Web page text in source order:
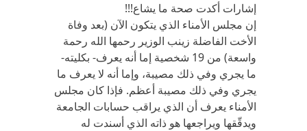
إشارات أكدت صحة ما يشاع!!!
إن مجلس الأمناء الذي يتكون الآن (بعد وفاة
الأخت الفاضلة زينب الوزير رحمها الله رحمة
واسعة) من 19 شخصية إما أنه يعرف- بكليته-
ما يجري وفي ذلك مصيبة، وإما أنه لا يعرف ما
يجري وفي ذلك مصيبة أعظم. فإذا كان مجلس
الأمناء يعرف أن الذي يراقب حسابات الجامعة
ويدقّقها ويراجعها هو ذاته الذي أسندت له